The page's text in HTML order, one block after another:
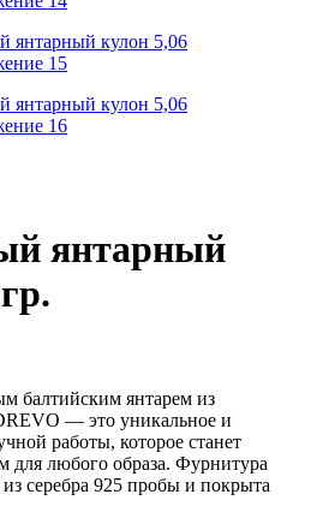
янтарный
балтийским янтарем из
— это уникальное и
работы, которое станет
для любого образа. Фурнитура
серебра 925 пробы и покрыта